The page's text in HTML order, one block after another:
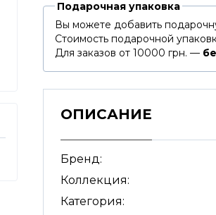
Подарочная упаковка
Вы можете добавить
Стоимость подарочной
Для заказов от 10000 грн. —
ОПИСАНИЕ
Бренд:
Коллекция:
Категория: